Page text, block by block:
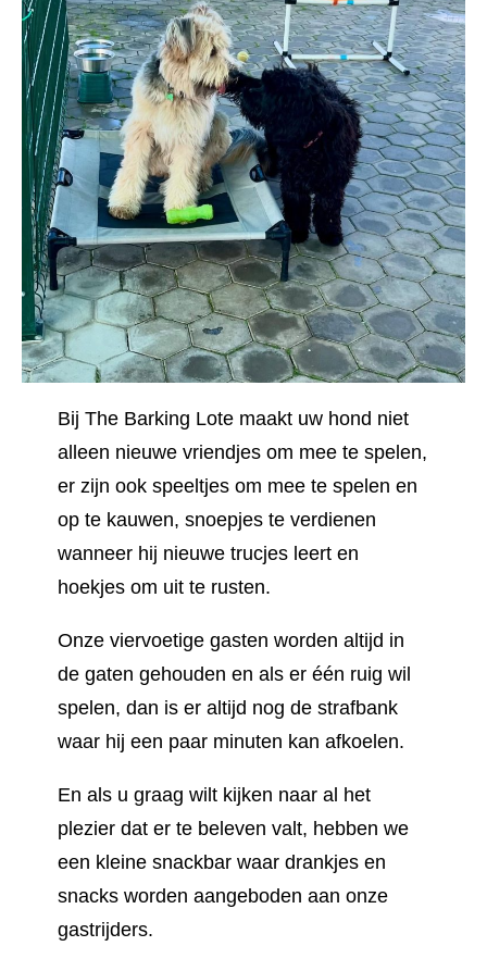
Bij The Barking Lote maakt uw hond niet
alleen nieuwe vriendjes om mee te spelen,
er zijn ook speeltjes om mee te spelen en
op te kauwen, snoepjes te verdienen
wanneer hij nieuwe trucjes leert en
hoekjes om uit te rusten.
Onze viervoetige gasten worden altijd in
de gaten gehouden en als er één ruig wil
spelen, dan is er altijd nog de strafbank
waar hij een paar minuten kan afkoelen.
En als u graag wilt kijken naar al het
plezier dat er te beleven valt, hebben we
een kleine snackbar waar drankjes en
snacks worden aangeboden aan onze
gastrijders.